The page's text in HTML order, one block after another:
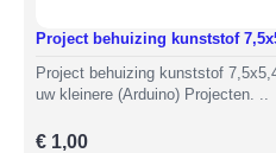
Project behuizing kunststof
Project behuizing kunststof
uw kleinere (Arduino) Projecten. ..
€ 1,00